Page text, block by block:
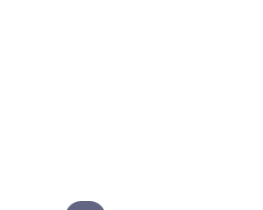
Credit